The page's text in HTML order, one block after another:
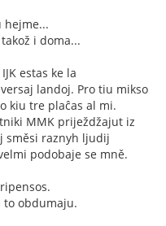
hejme...
i doma...
estas ke la
landoj. Pro tiu mikso
kiu tre plaĉas al mi.
MMK priježdžajut iz
směsi raznyh ljudij
podobaje se mně.
to obdumaju.